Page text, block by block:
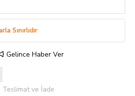
Sınırlıdır
Gelince Haber Ver
Teslimat ve İade